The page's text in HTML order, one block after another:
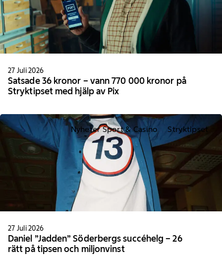
27 Juli 2026
Satsade 36 kronor – vann 770 000 kronor på
Stryktipset med hjälp av Pix
Nyheter Sport & Casino Stryktipset
27 Juli 2026
Daniel ”Jadden” Söderbergs succéhelg – 26
rätt på tipsen och miljonvinst